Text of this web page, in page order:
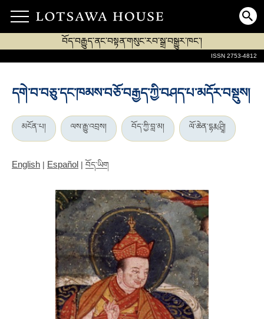
བོད་བརྒྱུད་ནང་བསྟན་གསུང་རབ་སྒྲ་བསྒྱུར་ཁང་།
ISSN 2753-4812
དགེ་བ་བཅུ་དང་ཁམས་བཅོ་བརྒྱད་ཀྱི་བཤད་པ་མདོར་བསྡུས།
མངོན་པ། ལས་རྒྱུ་འབྲས། བོད་ཀྱི་བླ་མ། ལོ་ཆེན་དྷརྨ་ཤྲཱི།
English | Español | བོད་ཡིག